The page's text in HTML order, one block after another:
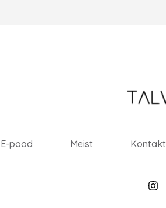
E-pood Meist Kontakt